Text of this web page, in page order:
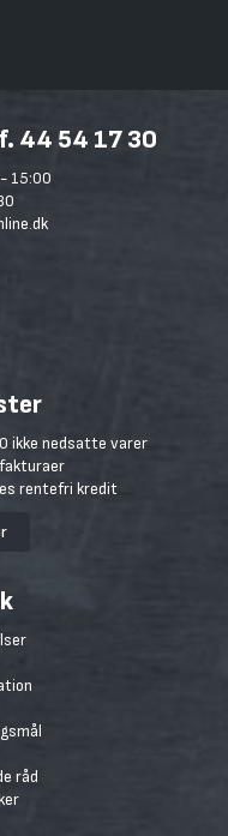
44 54 17 30
15:00
ikke nedsatte varer
rentefri kredit
råd